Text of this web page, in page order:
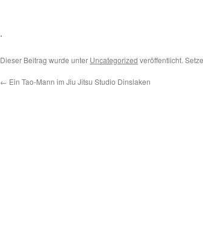
.
Dieser Beitrag wurde unter Uncategorized veröffentlicht.
← Ein Tao-Mann im Jiu Jitsu Studio Dinslaken